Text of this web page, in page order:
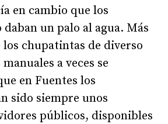
en cambio que los
un palo al agua. Más
los chupatintas de diverso
a veces se
en Fuentes los
sido siempre unos
públicos, disponibles